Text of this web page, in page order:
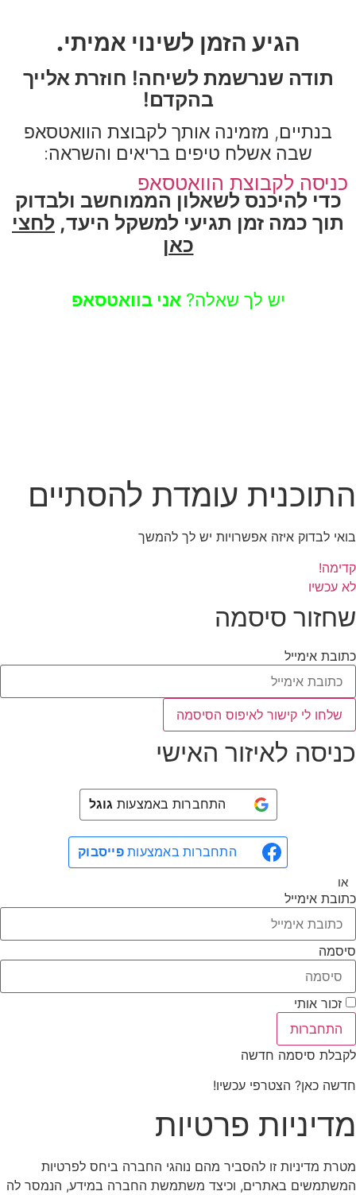
הגיע הזמן לשינוי אמיתי.
תודה שנרשמת לשיחה! חוזרת אלייך
בהקדם!
בנתיים, מזמינה אותך לקבוצת הוואטסאפ
שבה אשלח טיפים בריאים והשראה:
כניסה לקבוצת הוואטסאפ
כדי להיכנס לשאלון הממוחשב ולבדוק
תוך כמה זמן תגיעי למשקל היעד, לחצי
כאן
יש לך שאלה? אני בוואטסאפ
התוכנית עומדת להסתיים
בואי לבדוק איזה אפשרויות יש לך להמשך
קדימה!
לא עכשיו
שחזור סיסמה
כתובת אימייל
שלחו לי קישור לאיפוס הסיסמה
כניסה לאיזור האישי
התחברות באמצעות גוגל
התחברות באמצעותפייסבוק
או
כתובת אימייל
סיסמה
זכור אותי
התחברות
לקבלת סיסמה חדשה
חדשה כאן? הצטרפי עכשיו!
מדיניות פרטיות
מטרת מדיניות זו להסביר מהם נוהגי החברה ביחס לפרטיות
המשתמשים באתרים, וכיצד משתמשת החברה במידע, הנמסר לה